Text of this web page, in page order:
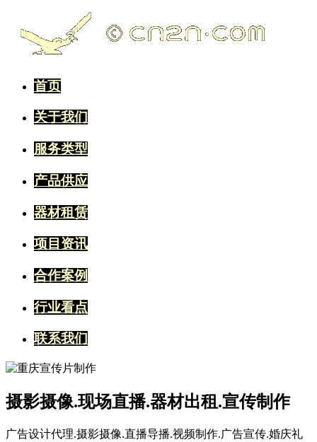
首页
关于我们
服务类型
产品供应
器材租赁
项目资讯
合作案例
行业看点
联系我们
摄影摄像.现场直播.器材出租.宣传制作
广告设计代理.摄影摄像.直播导播.视频制作.广告宣传.婚庆礼